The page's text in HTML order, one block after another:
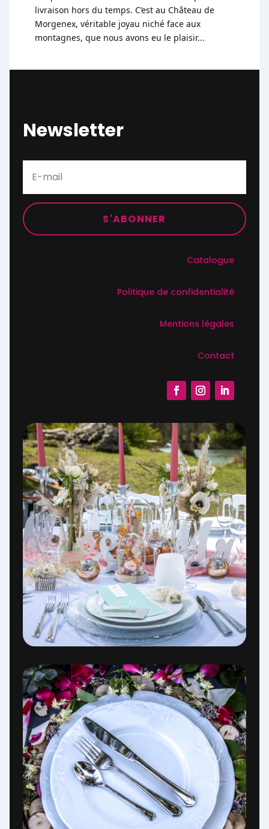
livraison hors du temps. C’est au Château de
Morgenex, véritable joyau niché face aux
montagnes, que nous avons eu le plaisir...
Newsletter
S'ABONNER
Catalogue
Politique de confidentialité
Mentions légales
Contact
Assistant Service Complet
Répond en quelques secondes